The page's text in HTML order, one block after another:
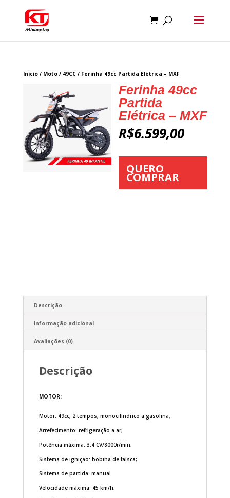
Início/ Moto/ 49CC/ Ferinha 49cc Partida Elétrica – MXF
Ferinha 49cc
Partida
Elétrica – MXF
R$6.599,00
QUERO
COMPRAR
Descrição
Informação adicional
Avaliações (0)
Descrição
MOTOR:
Motor: 49cc, 2 tempos, monocilíndrico a gasolina;
Arrefecimento: refrigeração a ar;
Potência máxima: 3.4 CV/8000r/min;
Sistema de ignição: bobina de faísca;
Sistema de partida: manual
Velocidade máxima: 45 km/h;